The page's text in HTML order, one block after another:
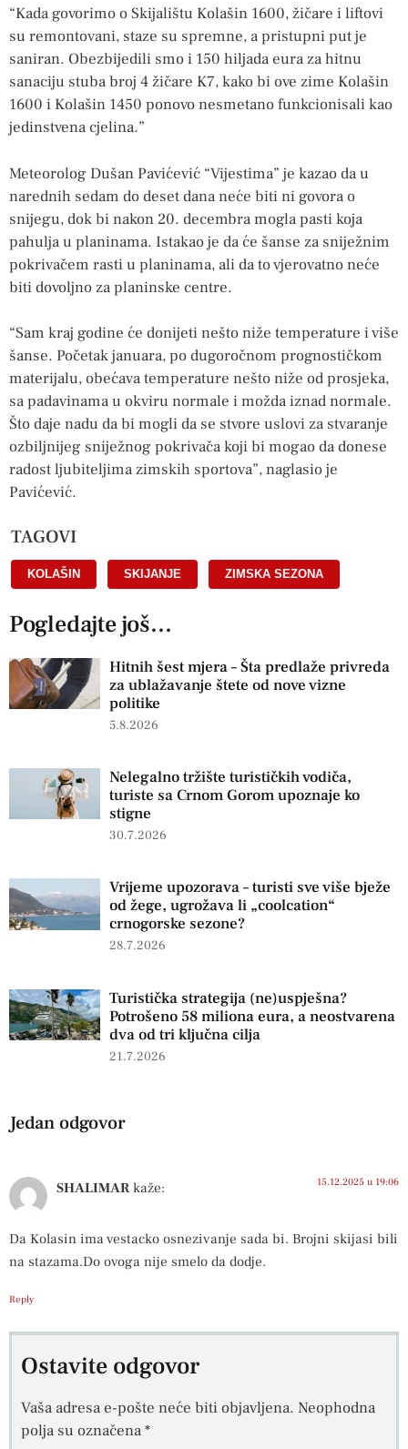
“Kada govorimo o Skijalištu Kolašin 1600, žičare i liftovi
su remontovani, staze su spremne, a pristupni put je
saniran. Obezbijedili smo i 150 hiljada eura za hitnu
sanaciju stuba broj 4 žičare K7, kako bi ove zime Kolašin
1600 i Kolašin 1450 ponovo nesmetano funkcionisali kao
jedinstvena cjelina.”
Meteorolog Dušan Pavićević “Vijestima” je kazao da u
narednih sedam do deset dana neće biti ni govora o
snijegu, dok bi nakon 20. decembra mogla pasti koja
pahulja u planinama. Istakao je da će šanse za sniježnim
pokrivačem rasti u planinama, ali da to vjerovatno neće
biti dovoljno za planinske centre.
“Sam kraj godine će donijeti nešto niže temperature i više
šanse. Početak januara, po dugoročnom prognostičkom
materijalu, obećava temperature nešto niže od prosjeka,
sa padavinama u okviru normale i možda iznad normale.
Što daje nadu da bi mogli da se stvore uslovi za stvaranje
ozbiljnijeg sniježnog pokrivača koji bi mogao da donese
radost ljubiteljima zimskih sportova”, naglasio je
Pavićević.
TAGOVI
KOLAŠIN SKIJANJE ZIMSKA SEZONA
Pogledajte još...
Hitnih šest mjera – Šta predlaže privreda
za ublažavanje štete od nove vizne
politike
5.8.2026
Nelegalno tržište turističkih vodiča,
turiste sa Crnom Gorom upoznaje ko
stigne
30.7.2026
Vrijeme upozorava – turisti sve više bježe
od žege, ugrožava li „coolcation“
crnogorske sezone?
28.7.2026
Turistička strategija (ne)uspješna?
Potrošeno 58 miliona eura, a neostvarena
dva od tri ključna cilja
21.7.2026
Jedan odgovor
SHALIMAR kaže: 15.12.2025 u 19:06
Da Kolasin ima vestacko osnezivanje sada bi. Brojni skijasi bili
na stazama.Do ovoga nije smelo da dodje.
Reply
Ostavite odgovor
Vaša adresa e-pošte neće biti objavljena. Neophodna
polja su označena*